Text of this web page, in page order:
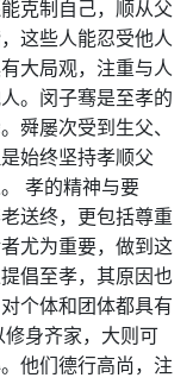
克制自己，顺从父
这些人能忍受他人
大局观，注重与人
。闵子骞是至孝的
舜屡次受到生父、
始终坚持孝顺父
孝的精神与要
送终，更包括尊重
尤为重要，做到这
倡至孝，其原因也
个体和团体都具有
身齐家，大则可
他们德行高尚，注